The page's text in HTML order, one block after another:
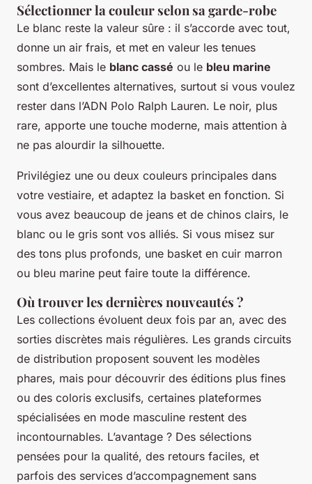
Sélectionner la couleur selon sa garde-robe
Le blanc reste la valeur sûre : il s’accorde avec tout,
donne un air frais, et met en valeur les tenues
sombres. Mais le blanc cassé ou le bleu marine
sont d’excellentes alternatives, surtout si vous voulez
rester dans l’ADN Polo Ralph Lauren. Le noir, plus
rare, apporte une touche moderne, mais attention à
ne pas alourdir la silhouette.
Privilégiez une ou deux couleurs principales dans
votre vestiaire, et adaptez la basket en fonction. Si
vous avez beaucoup de jeans et de chinos clairs, le
blanc ou le gris sont vos alliés. Si vous misez sur
des tons plus profonds, une basket en cuir marron
ou bleu marine peut faire toute la différence.
Où trouver les dernières nouveautés ?
Les collections évoluent deux fois par an, avec des
sorties discrètes mais régulières. Les grands circuits
de distribution proposent souvent les modèles
phares, mais pour découvrir des éditions plus fines
ou des coloris exclusifs, certaines plateformes
spécialisées en mode masculine restent des
incontournables. L’avantage ? Des sélections
pensées pour la qualité, des retours faciles, et
parfois des services d’accompagnement sans